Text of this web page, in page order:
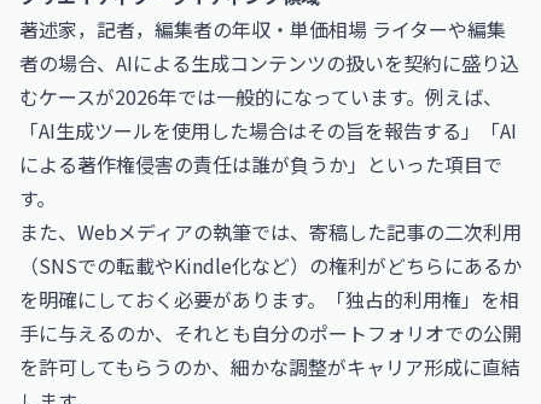
著述家，記者，編集者の年収・単価相場 ライターや編集
者の場合、AIによる生成コンテンツの扱いを契約に盛り込
むケースが2026年では一般的になっています。例えば、
「AI生成ツールを使用した場合はその旨を報告する」「AI
による著作権侵害の責任は誰が負うか」といった項目で
す。
また、Webメディアの執筆では、寄稿した記事の二次利用
（SNSでの転載やKindle化など）の権利がどちらにあるか
を明確にしておく必要があります。「独占的利用権」を相
手に与えるのか、それとも自分のポートフォリオでの公開
を許可してもらうのか、細かな調整がキャリア形成に直結